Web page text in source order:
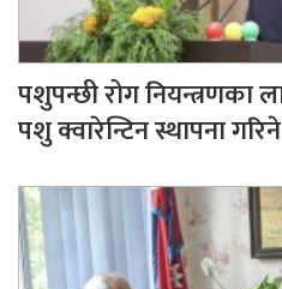
पशुपन्छी रोग नियन्त्रणका
पशु क्वारेन्टिन स्थापना गरिने